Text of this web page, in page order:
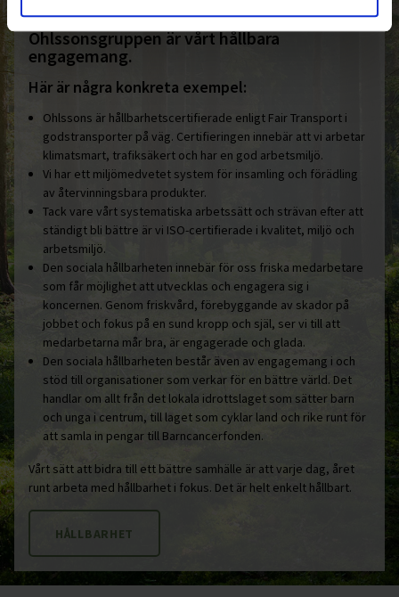
Den gemensamma nämnaren i
Ohlssonsgruppen är vårt hållbara
engagemang.
Här är några konkreta exempel:
Ohlssons är hållbarhetscertifierade enligt Fair Transport i
godstransporter på väg. Certifieringen innebär att vi arbetar
klimatsmart, trafiksäkert och har en god arbetsmiljö.
Vi har ett miljömedvetet system för insamling och förädling
av återvinningsbara produkter.
Tack vare vårt systematiska arbetssätt och strävan efter att
ständigt bli bättre är vi ISO-certifierade i kvalitet, miljö och
arbetsmiljö.
Den sociala hållbarheten innebär för oss friska medarbetare
som får möjlighet att utvecklas och engagera sig i
koncernen. Genom friskvård, förebyggande av skador på
jobbet och fokus på en sund kropp och själ, ser vi till att
medarbetarna mår bra, är engagerade och glada.
Den sociala hållbarheten består även av engagemang i och
stöd till organisationer som verkar för en bättre värld. Det
handlar om allt från det lokala idrottslaget som sätter barn
och unga i centrum, till laget som cyklar land och rike runt för
att samla in pengar till Barncancerfonden.
Vårt sätt att bidra till ett bättre samhälle är att varje dag, året
runt arbeta med hållbarhet i fokus. Det är helt enkelt hållbart.
HÅLLBARHET